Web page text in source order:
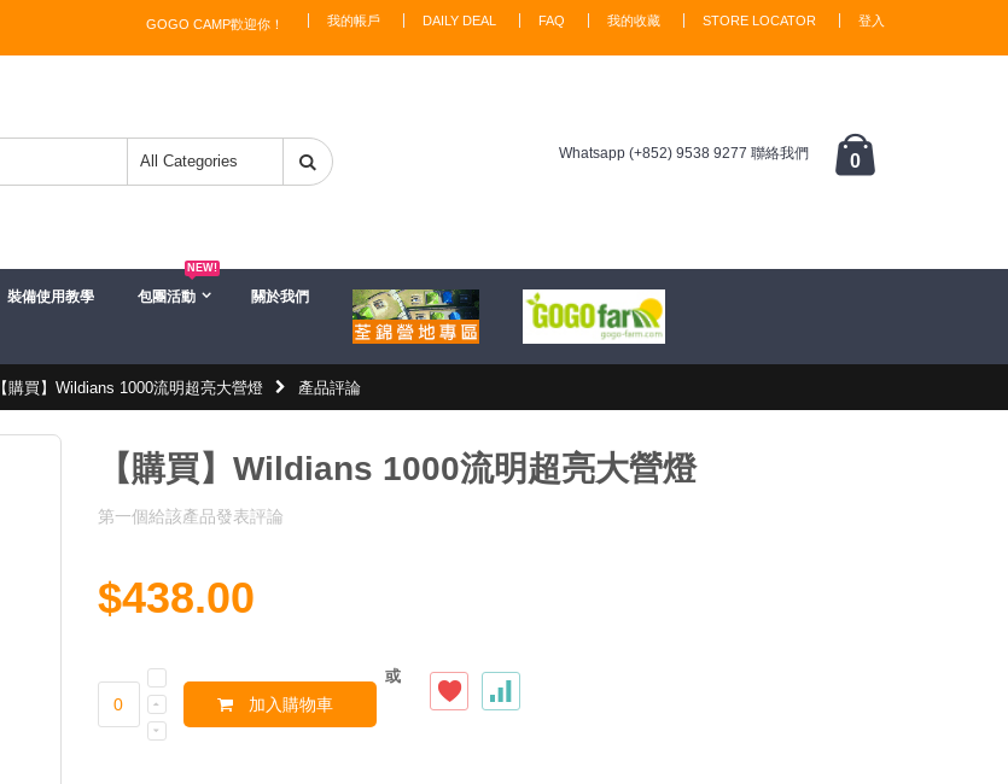
我的帳戶 DAILY DEAL FAQ 我的收藏 STORE LOCATOR 登入
GOGO CAMP歡迎你！
Whatsapp (+852) 9538 9277 聯絡我們 0
裝備使用教學 包團活動
NEW!
關於我們
【購買】Wildians 1000流明超亮大營燈 產品評論
【購買】Wildians 1000流明超亮大營燈
第一個給該產品發表評論
$438.00
加入購物車
或